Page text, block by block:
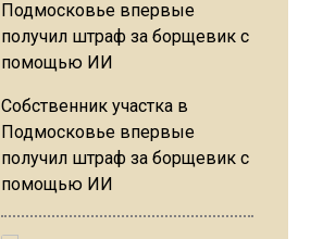
Собственник участка в
Подмосковье впервые
получил штраф за борщевик с
помощью ИИ